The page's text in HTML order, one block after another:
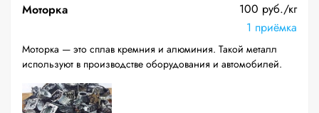
Моторка
100 руб./кг
1 приёмка
Моторка — это сплав кремния и алюминия. Такой металл
используют в производстве оборудования и автомобилей.